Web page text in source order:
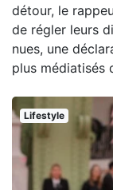
détour, le
de régler leurs
nues, une
plus médiatisés
Lifestyle